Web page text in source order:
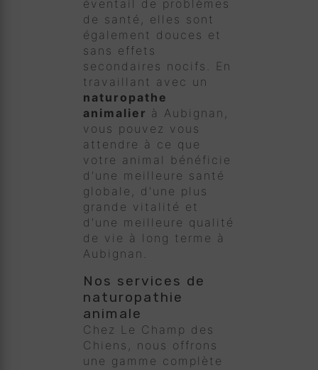
éventail de problèmes
de santé, elles sont
également douces et
sans effets
secondaires nocifs. En
travaillant avec un
naturopathe
animalier à Aubignan,
vous pouvez vous
attendre à ce que
votre animal bénéficie
d'une meilleure santé
globale, d'une plus
grande vitalité et
d'une meilleure qualité
de vie à long terme à
Aubignan.
Nos services de
naturopathie
animale
Chez Le Champ des
Chiens, nous offrons
une gamme complète